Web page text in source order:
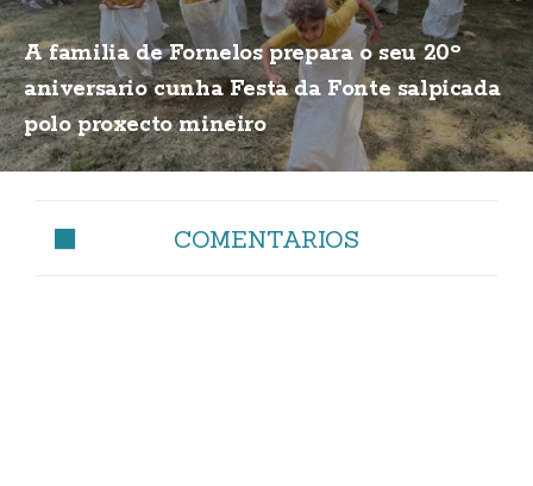
A familia de Fornelos prepara o seu 20º
aniversario cunha Festa da Fonte salpicada
polo proxecto mineiro
COMENTARIOS